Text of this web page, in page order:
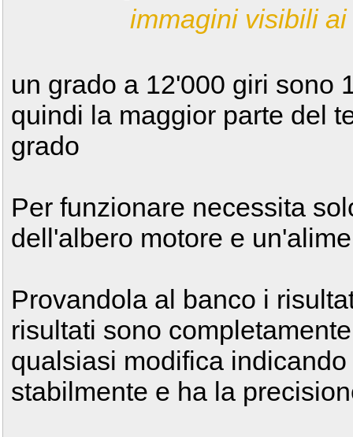
immagini visibili
un grado a 12'000 giri sono
quindi la maggior parte del
grado
Per funzionare necessita
dell'albero motore e
Provandola al banco i
risultati sono
qualsiasi modifica
stabilmente e ha la